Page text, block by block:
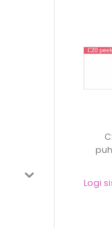
Logi